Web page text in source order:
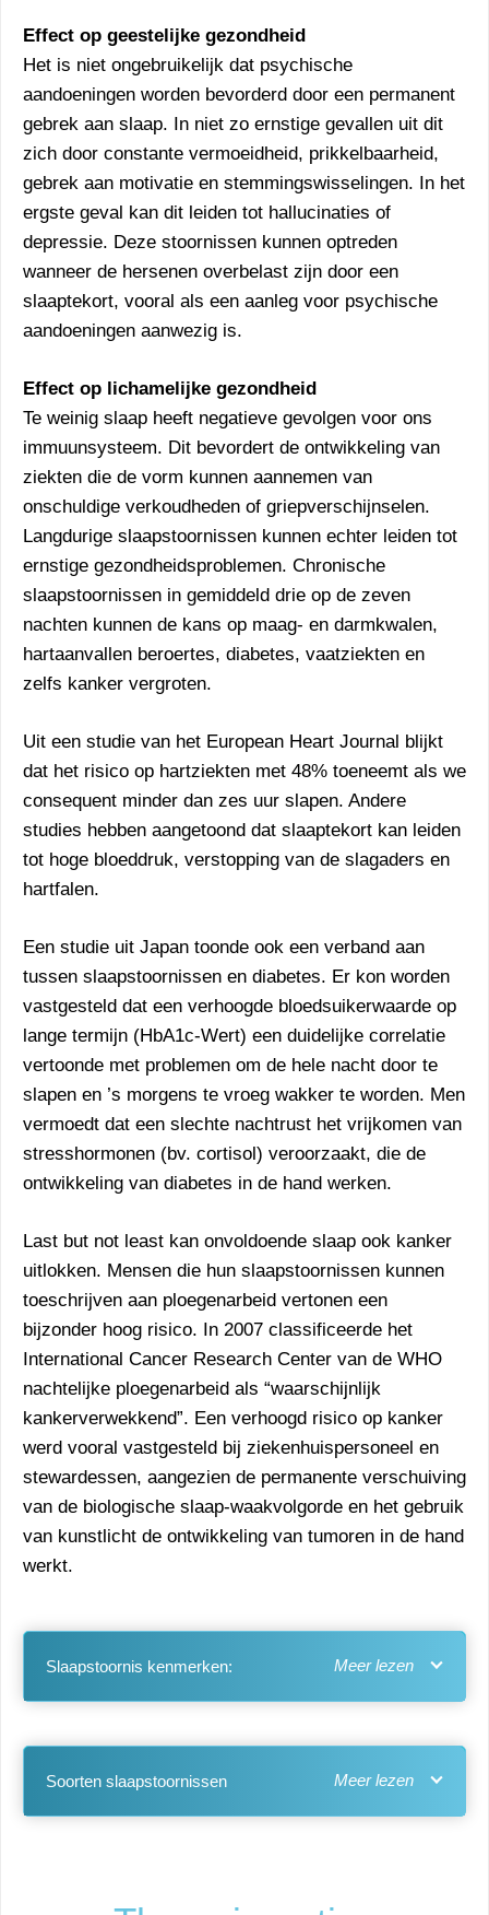
Effect op geestelijke gezondheid
Het is niet ongebruikelijk dat psychische
aandoeningen worden bevorderd door een permanent
gebrek aan slaap. In niet zo ernstige gevallen uit dit
zich door constante vermoeidheid, prikkelbaarheid,
gebrek aan motivatie en stemmingswisselingen. In het
ergste geval kan dit leiden tot hallucinaties of
depressie. Deze stoornissen kunnen optreden
wanneer de hersenen overbelast zijn door een
slaaptekort, vooral als een aanleg voor psychische
aandoeningen aanwezig is.
Effect op lichamelijke gezondheid
Te weinig slaap heeft negatieve gevolgen voor ons
immuunsysteem. Dit bevordert de ontwikkeling van
ziekten die de vorm kunnen aannemen van
onschuldige verkoudheden of griepverschijnselen.
Langdurige slaapstoornissen kunnen echter leiden tot
ernstige gezondheidsproblemen. Chronische
slaapstoornissen in gemiddeld drie op de zeven
nachten kunnen de kans op maag- en darmkwalen,
hartaanvallen beroertes, diabetes, vaatziekten en
zelfs kanker vergroten.
Uit een studie van het European Heart Journal blijkt
dat het risico op hartziekten met 48% toeneemt als we
consequent minder dan zes uur slapen. Andere
studies hebben aangetoond dat slaaptekort kan leiden
tot hoge bloeddruk, verstopping van de slagaders en
hartfalen.
Een studie uit Japan toonde ook een verband aan
tussen slaapstoornissen en diabetes. Er kon worden
vastgesteld dat een verhoogde bloedsuikerwaarde op
lange termijn (HbA1c-Wert) een duidelijke correlatie
vertoonde met problemen om de hele nacht door te
slapen en ’s morgens te vroeg wakker te worden. Men
vermoedt dat een slechte nachtrust het vrijkomen van
stresshormonen (bv. cortisol) veroorzaakt, die de
ontwikkeling van diabetes in de hand werken.
Last but not least kan onvoldoende slaap ook kanker
uitlokken. Mensen die hun slaapstoornissen kunnen
toeschrijven aan ploegenarbeid vertonen een
bijzonder hoog risico. In 2007 classificeerde het
International Cancer Research Center van de WHO
nachtelijke ploegenarbeid als “waarschijnlijk
kankerverwekkend”. Een verhoogd risico op kanker
werd vooral vastgesteld bij ziekenhuispersoneel en
stewardessen, aangezien de permanente verschuiving
van de biologische slaap-waakvolgorde en het gebruik
van kunstlicht de ontwikkeling van tumoren in de hand
werkt.
Slaapstoornis kenmerken:
Soorten slaapstoornissen